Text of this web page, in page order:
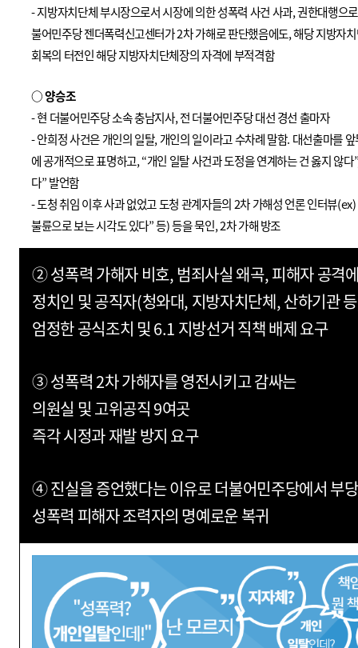
-지방자치단체 부시장으로서 시장에 의한 성폭력 사건 사과,권한대행으
불어민주당 젠더폭력신고센터가2차 가해로 판단했음에도, 해당 지방자
회복의 터전인 해당 지방자치단체장의 자격에 부적격함
○양승조
-현 더불어민주당 소속 충남지사,전 더불어민주당 대선 경선 출마자
-안희정 사건은 개인의 일탈, 개인의 일이라고 수차례 말함. 대선출마를
에 공개적으로 표명하고, “개인 일탈 사건과 도정을 연계하는 건 옳지 않다
다”발언함
-도청 취임 이후 사과 없었고 도청 관계자들의2차 가해성 언론 인터뷰(ex)
불륜으로 보는 시각도 있다”등)등을 묵인, 2차 가해 방조
② 성폭력 가해자 비호, 범죄사실 왜곡, 피해자 공격
정치인 및 공직자(청와대, 지방자치단체, 산하기관
엄정한 공식조치 및 6.1 지방선거 직책 배제 요구
③ 성폭력 2차 가해자를 영전시키고 감싸는
의원실 및 고위공직 9여곳
즉각 시정과 재발 방지 요구
④ 진실을 증언했다는 이유로 더불어민주당에서 부
성폭력 피해자 조력자의 명예로운 복귀